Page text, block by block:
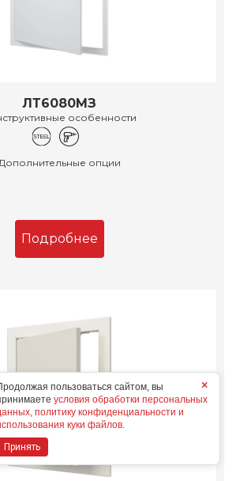
ЛТ6080МЗ
особенности
опции
Подробнее
×
пользоваться сайтом, вы
условия обработки персональных
политику конфиденциальности и
куки файлов.
Принять